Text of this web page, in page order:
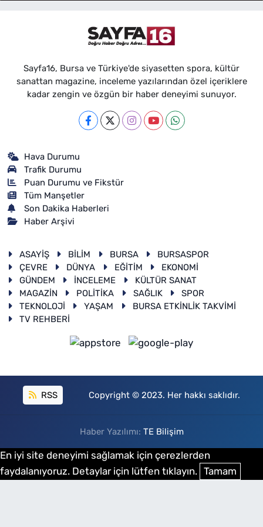
Sayfa16, Bursa ve Türkiye'de siyasetten spora, kültür
sanattan magazine, inceleme yazılarından özel içeriklere
kadar zengin ve özgün bir haber deneyimi sunuyor.
Hava Durumu
Trafik Durumu
Puan Durumu ve Fikstür
Tüm Manşetler
Son Dakika Haberleri
Haber Arşivi
ASAYİŞ BİLİM BURSA
BURSASPOR
ÇEVRE
DÜNYA EĞİTİM
EKONOMİ
GÜNDEM
İNCELEME
KÜLTÜR SANAT
MAGAZİN
POLİTİKA SAĞLIK
SPOR
TEKNOLOJİ
YAŞAM
BURSA ETKİNLİK TAKVİMİ
TV REHBERİ
RSS Copyright © 2023. Her hakkı saklıdır.
Haber Yazılımı: TE Bilişim
En iyi site deneyimi sağlamak için çerezlerden
faydalanıyoruz. Detaylar için lütfen tıklayın. Tamam